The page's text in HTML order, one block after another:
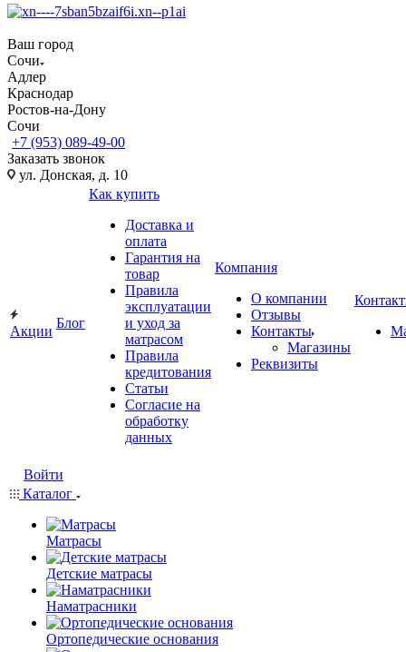
Ваш город
Сочи
Адлер
Краснодар
Ростов-на-Дону
Сочи
+7 (953) 089-49-00
Заказать звонок
ул. Донская, д. 10
Акции
Блог
Как купить
Доставка и
оплата
Гарантия на
товар
Правила
эксплуатации
и уход за
матрасом
Правила
кредитования
Статьи
Согласие на
обработку
данных
Компания
О компании
Отзывы
Контакты
Магазины
Реквизиты
Войти
Каталог
Матрасы
Детские матрасы
Наматрасники
Ортопедические основания